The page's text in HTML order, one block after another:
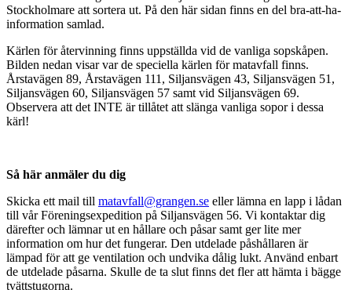
Stockholmare att sortera ut. På den här sidan finns en del bra-att-ha-
information samlad.
Kärlen för återvinning finns uppställda vid de vanliga sopskåpen.
Bilden nedan visar var de speciella kärlen för matavfall finns.
Årstavägen 89, Årstavägen 111, Siljansvägen 43, Siljansvägen 51,
Siljansvägen 60, Siljansvägen 57 samt vid Siljansvägen 69.
Observera att det INTE är tillåtet att slänga vanliga sopor i dessa
kärl!
Så här anmäler du dig
Skicka ett mail till matavfall@grangen.se eller lämna en lapp i lådan
till vår Föreningsexpedition på Siljansvägen 56. Vi kontaktar dig
därefter och lämnar ut en hållare och påsar samt ger lite mer
information om hur det fungerar. Den utdelade påshållaren är
lämpad för att ge ventilation och undvika dålig lukt. Använd enbart
de utdelade påsarna. Skulle de ta slut finns det fler att hämta i bägge
tvättstugorna.